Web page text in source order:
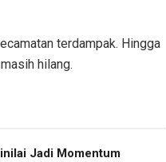
terdampak. Hingga
hilang.
Jadi Momentum